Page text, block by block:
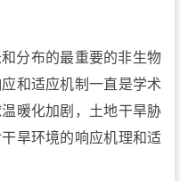
分布的最重要的非生物
和适应机制一直是学术
暖化加剧，土地干旱胁
旱环境的响应机理和适